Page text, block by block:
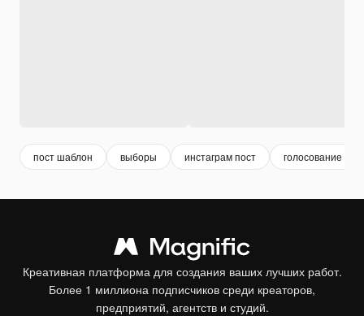
пост шаблон выборы инстаграм пост голосование
Креативная платформа для создания ваших лучших работ.
Более 1 миллиона подписчиков среди креаторов,
предприятий, агентств и студий.